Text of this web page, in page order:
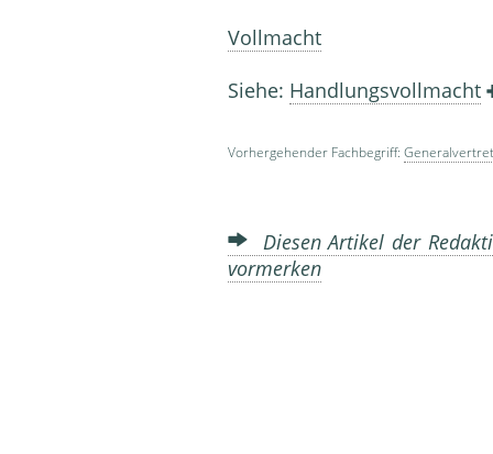
Vollmacht
Siehe: Handlungsvollmacht
Vorhergehender Fachbegriff:
Diesen Artikel der
vormerken